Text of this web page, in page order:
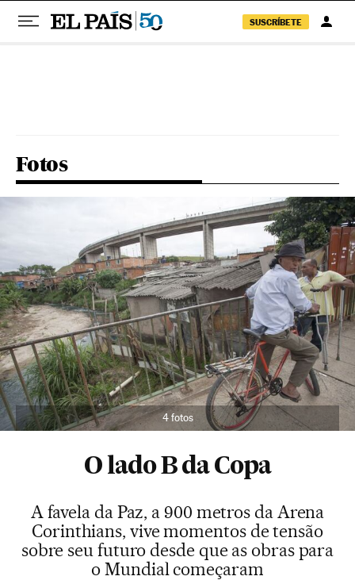
SUSCRÍBETE
Fotos
4 fotos
O lado B da Copa
A favela da Paz, a 900 metros da Arena
Corinthians, vive momentos de tensão
sobre seu futuro desde que as obras para
o Mundial começaram